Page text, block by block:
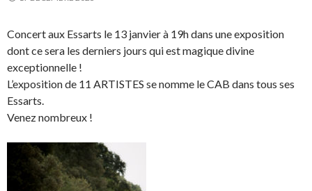
Concert aux Essarts le 13 janvier à 19h dans une exposition
dont ce sera les derniers jours qui est magique divine
exceptionnelle !
L’exposition de 11 ARTISTES se nomme le CAB dans tous ses
Essarts.
Venez nombreux !